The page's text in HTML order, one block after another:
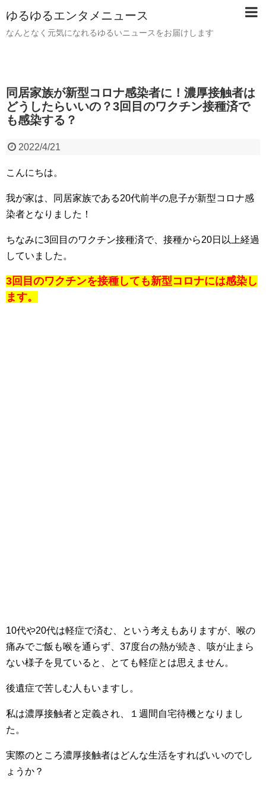
ゆるゆるエンタメニュース
なんとなく元気になれるゆるいニュースをお届けします
同居家族が新型コロナ感染者に！濃厚接触者は
どうしたらいいの？3回目のワクチン接種済で
も感染する？
2022/4/21
こんにちは。
我が家は、同居家族である20代前半の息子が新型コロナ感
染者となりました！
ちなみに3回目のワクチン接種済で、接種から20日以上経過
していました。
3回目のワクチンを接種しても新型コロナには感染し
ます。
10代や20代は軽症で済む、という考えもありますが、喉の
痛みでご飯も喉を通らず、37度台の熱が続き、咳が止まら
ない様子を見ていると、とても軽症とは思えません。
後遺症で苦しむ人もいますし。
私は濃厚接触者と定義され、１週間自宅待機となりまし
た。
実際のところ濃厚接触者はどんな生活をすればいいのでし
ょうか？